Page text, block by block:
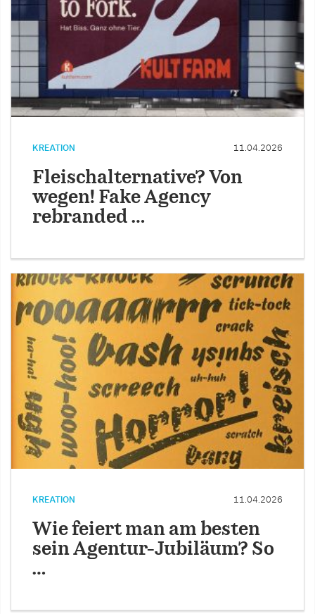
KREATION 11.04.2026
Fleischalternative? Von
wegen! Fake Agency
rebranded …
KREATION 11.04.2026
Wie feiert man am besten
sein Agentur-Jubiläum? So
…